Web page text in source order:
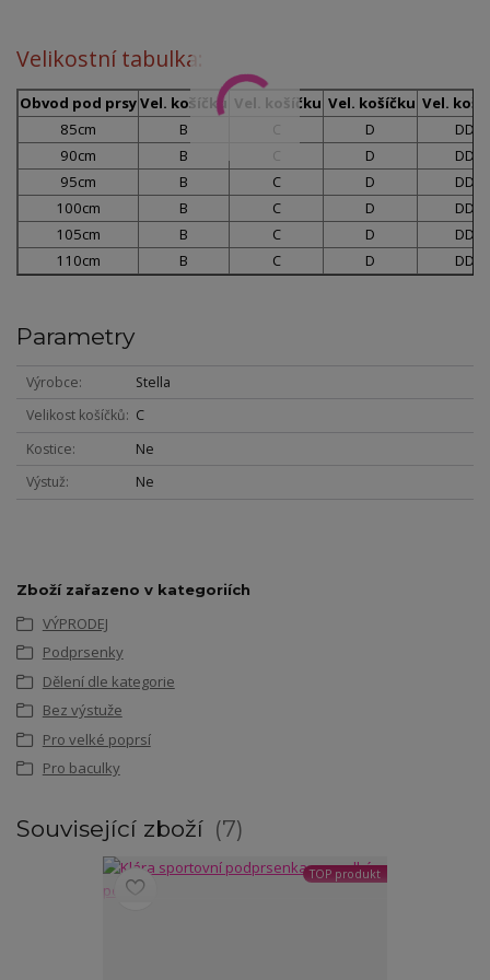
Velikostní tabulka:
Obvod pod prsyVel. košíčku Vel. košíčku Vel. košíčku Vel.
85cm
B C D
DD
90cm
B C D
DD
95cm
B C D
DD
100cm
B C D
DD
105cm
B C D
DD
110cm
B C D DD
Parametry
Výrobce
Stella
Velikost košíčků
C
Kostice
Ne
Výstuž
Ne
Zboží zařazeno v kategoriích
VÝPRODEJ
Podprsenky
Dělení dle kategorie
Bez výstuže
Pro velké poprsí
Pro baculky
Související zboží 7
TOP produkt